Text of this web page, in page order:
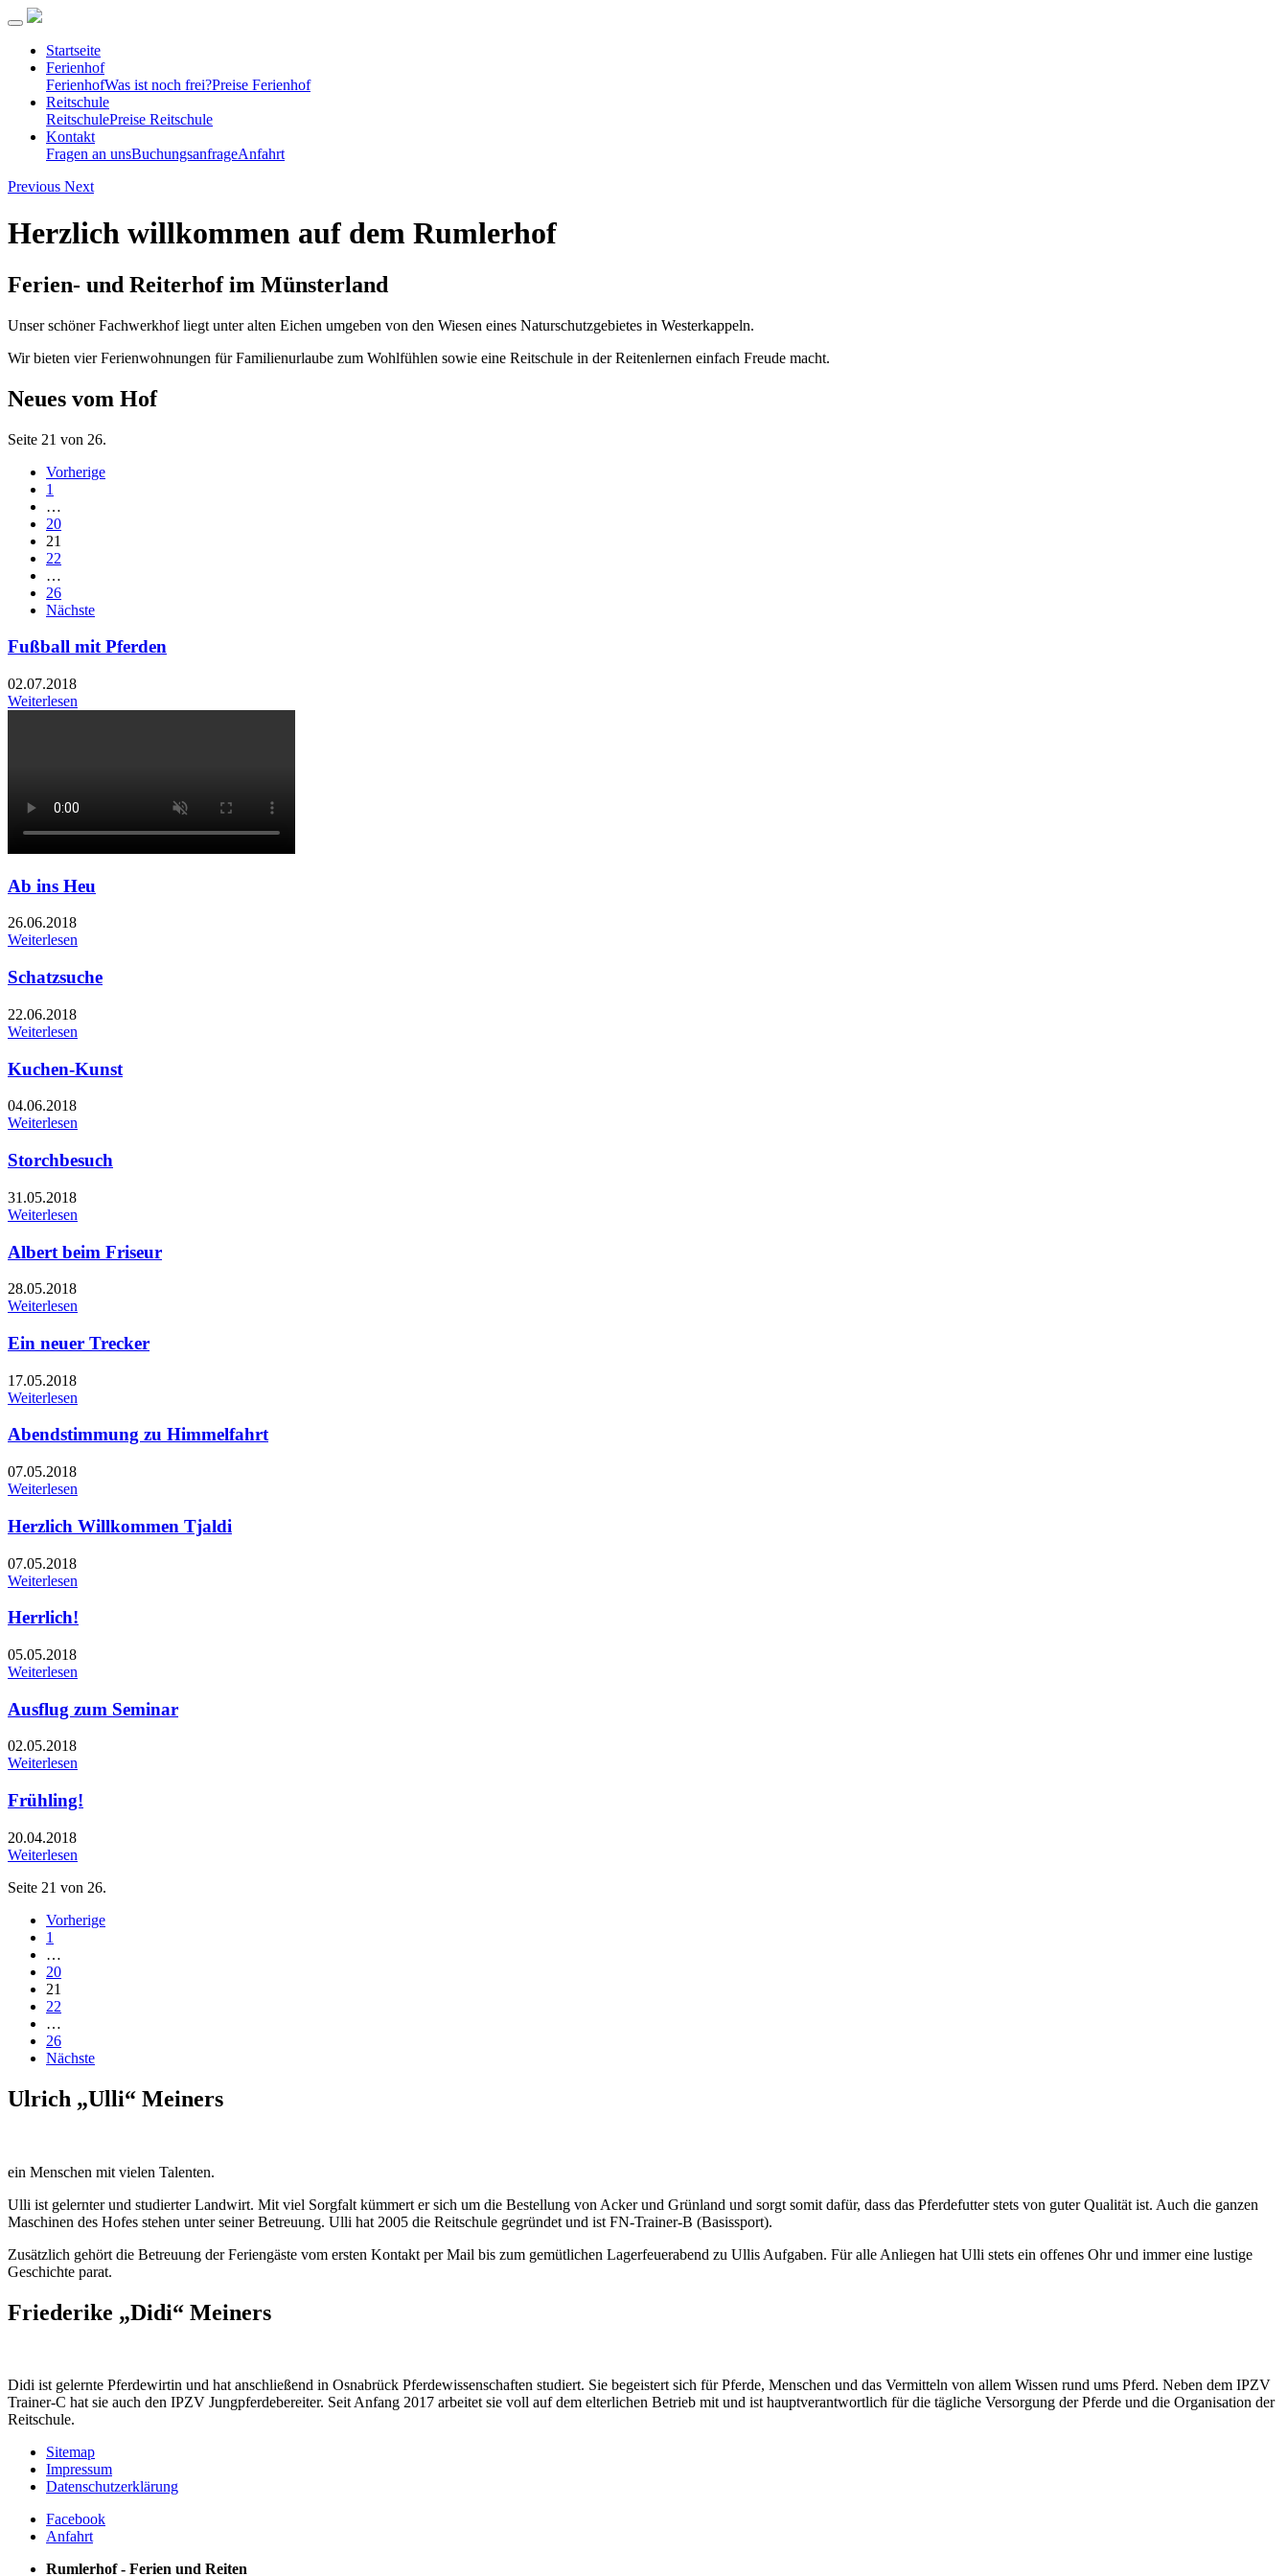
Startseite
Ferienhof
FerienhofWas ist noch frei?Preise Ferienhof
Reitschule
ReitschulePreise Reitschule
Kontakt
Fragen an unsBuchungsanfrageAnfahrt
Previous Next
Herzlich willkommen auf dem Rumlerhof
Ferien- und Reiterhof im Münsterland
Unser schöner Fachwerkhof liegt unter alten Eichen umgeben von den Wiesen eines Naturschutzgebietes in Westerkappeln.
Wir bieten vier Ferienwohnungen für Familienurlaube zum Wohlfühlen sowie eine Reitschule in der Reitenlernen einfach Freude macht.
Neues vom Hof
Seite 21 von 26.
Vorherige
1
…
20
21
22
…
26
Nächste
Fußball mit Pferden
02.07.2018
Weiterlesen
Ab ins Heu
26.06.2018
Weiterlesen
Schatzsuche
22.06.2018
Weiterlesen
Kuchen-Kunst
04.06.2018
Weiterlesen
Storchbesuch
31.05.2018
Weiterlesen
Albert beim Friseur
28.05.2018
Weiterlesen
Ein neuer Trecker
17.05.2018
Weiterlesen
Abendstimmung zu Himmelfahrt
07.05.2018
Weiterlesen
Herzlich Willkommen Tjaldi
07.05.2018
Weiterlesen
Herrlich!
05.05.2018
Weiterlesen
Ausflug zum Seminar
02.05.2018
Weiterlesen
Frühling!
20.04.2018
Weiterlesen
Seite 21 von 26.
Vorherige
1
…
20
21
22
…
26
Nächste
Ulrich „Ulli“ Meiners
ein Menschen mit vielen Talenten.
Ulli ist gelernter und studierter Landwirt. Mit viel Sorgfalt kümmert er sich um die Bestellung von Acker und Grünland und sorgt somit dafür, dass das Pferdefutter stets von guter Qualität ist. Auch die ganzen
Maschinen des Hofes stehen unter seiner Betreuung. Ulli hat 2005 die Reitschule gegründet und ist FN-Trainer-B (Basissport).
Zusätzlich gehört die Betreuung der Feriengäste vom ersten Kontakt per Mail bis zum gemütlichen Lagerfeuerabend zu Ullis Aufgaben. Für alle Anliegen hat Ulli stets ein offenes Ohr und immer eine lustige
Geschichte parat.
Friederike „Didi“ Meiners
Didi ist gelernte Pferdewirtin und hat anschließend in Osnabrück Pferdewissenschaften studiert. Sie begeistert sich für Pferde, Menschen und das Vermitteln von allem Wissen rund ums Pferd. Neben dem IPZV
Trainer-C hat sie auch den IPZV Jungpferdebereiter. Seit Anfang 2017 arbeitet sie voll auf dem elterlichen Betrieb mit und ist hauptverantwortlich für die tägliche Versorgung der Pferde und die Organisation der
Reitschule.
Sitemap
Impressum
Datenschutzerklärung
Facebook
Anfahrt
Rumlerhof - Ferien und Reiten